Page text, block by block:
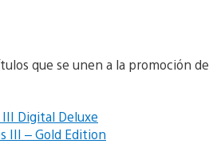
que se unen a la promoción de
Digital Deluxe
III – Gold Edition